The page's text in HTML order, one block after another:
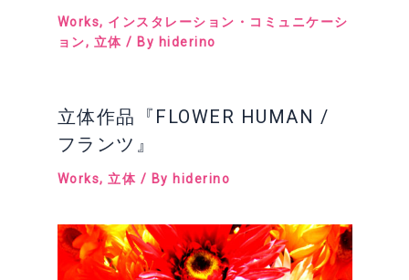
Works, インスタレーション・コミュニケーシ
ョン, 立体 / By hiderino
立体作品『FLOWER HUMAN /
フランツ』
Works, 立体 / By hiderino